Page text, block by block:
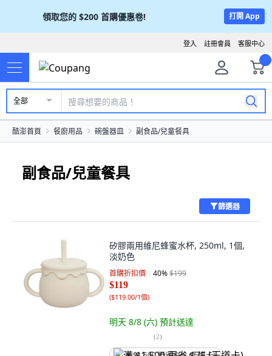
領取您的 $200 首購優惠卷! 打開 App
客服中心
註冊會員
登入
全部
酷澎首頁 餐廚用品 碗盤器皿 副食品/兒童餐具
副食品/兒童餐具
篩選器
矽膠兩用維尼蜂蜜水杯, 250ml, 1個,
淡奶色
首購折扣價 40%$199
$119
($119.00/1個)
明天 8/8 (六) 預計送達
(2)